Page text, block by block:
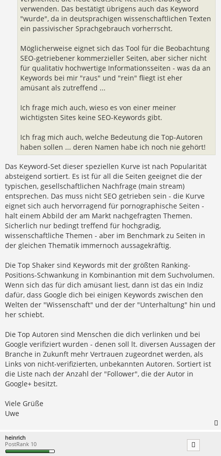
verwenden. Das bestätigt übrigens auch das Keyword
"wurde", da in deutsprachigen wissenschaftlichen Texten
ein passivischer Sprachgebrauch vorherrscht.
Möglicherweise eignet sich das Tool für die Beobachtung
SEO-getriebener kommerzieller Seiten, aber sicher nicht
für qualitativ hochwertige Informationsseiten - was da an
Keywords bei mir "raus" und "rein" fliegt ist eher
amüsant als zutreffend ...
Ich frage mich auch, wieso es von einer meiner
wichtigsten Sites keine SEO-Keywords gibt.
Ich frag mich auch, welche Bedeutung die Top-Autoren
haben sollen ... deren Namen habe ich noch nie gehört!
Das Keyword-Set dieser speziellen Kurve ist nach Popularität
absteigend sortiert. Es ist für all die Seiten geeignet die der
typischen, gesellschaftlichen Nachfrage (main stream)
entsprechen. Das muss nicht SEO getrieben sein - die Kurve
eignet sich auch hervorragend für pornographische Seiten -
halt einem Abbild der am Markt nachgefragten Themen.
Sicherlich nur bedingt treffend für hochgradig,
wissenschaftliche Themen - aber im Benchmark zu Seiten in
der gleichen Thematik immernoch aussagekräftig.
Die Top Shaker sind Keywords mit der größten Ranking-
Positions-Schwankung in Kombinantion mit dem Suchvolumen.
Wenn sich das für dich amüsant liest, dann ist das ein Indiz
dafür, dass Google dich bei einigen Keywords zwischen den
Welten der "Wissenschaft" und der der "Unterhaltung" hin und
her schiebt.
Die Top Autoren sind Menschen die dich verlinken und bei
Google verifiziert wurden - denen soll lt. diversen Aussagen der
Branche in Zukunft mehr Vertrauen zugeordnet werden, als
Links von nicht-verifizierten, unbekannten Autoren. Sortiert ist
die Liste nach der Anzahl der "Follower", die der Autor in
Google+ besitzt.
Viele Grüße
Uwe
heinrich
PostRank 10